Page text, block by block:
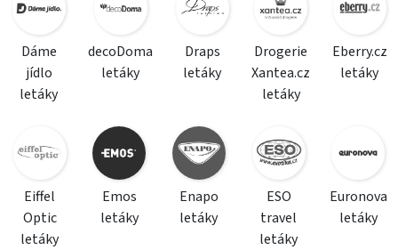
Dáme
jídlo
letáky
decoDoma
letáky
Draps
letáky
Drogerie
Xantea.cz
letáky
Eberry.cz
letáky
Eiffel
Optic
letáky
Emos
letáky
Enapo
letáky
ESO
travel
letáky
Euronova
letáky